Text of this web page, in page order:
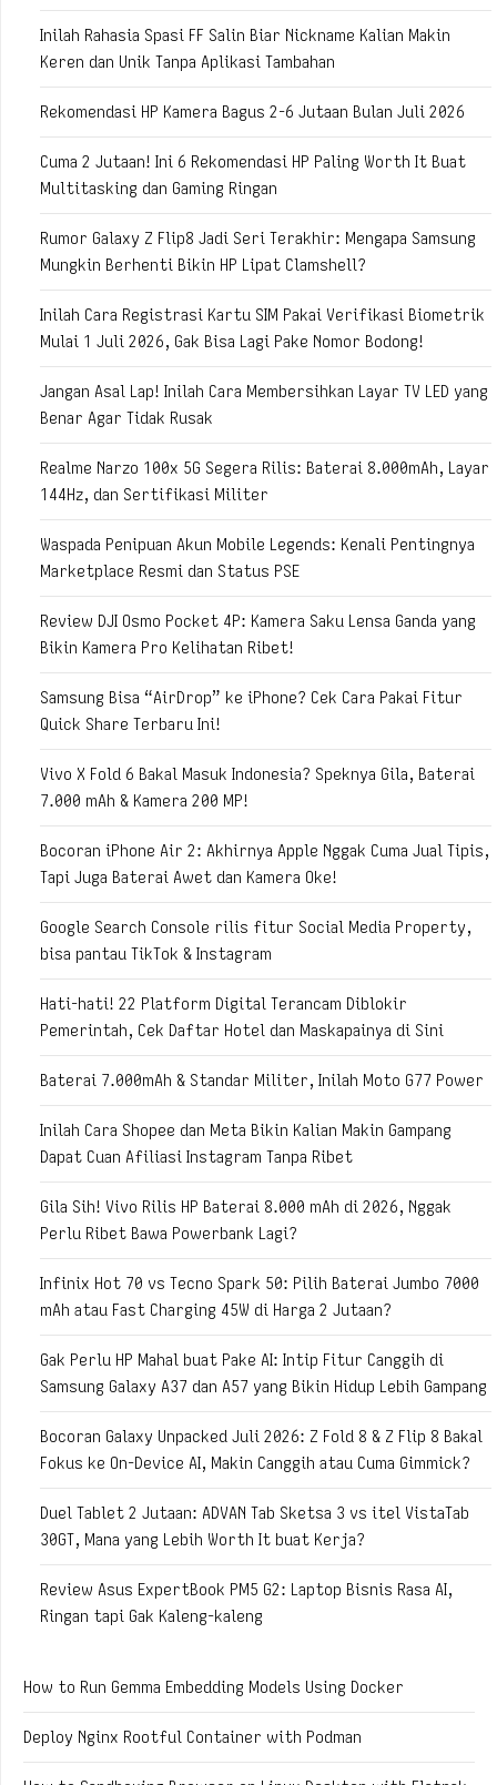
Inilah Rahasia Spasi FF Salin Biar Nickname Kalian Makin
Keren dan Unik Tanpa Aplikasi Tambahan
Rekomendasi HP Kamera Bagus 2-6 Jutaan Bulan Juli 2026
Cuma 2 Jutaan! Ini 6 Rekomendasi HP Paling Worth It Buat
Multitasking dan Gaming Ringan
Rumor Galaxy Z Flip8 Jadi Seri Terakhir: Mengapa Samsung
Mungkin Berhenti Bikin HP Lipat Clamshell?
Inilah Cara Registrasi Kartu SIM Pakai Verifikasi Biometrik
Mulai 1 Juli 2026, Gak Bisa Lagi Pake Nomor Bodong!
Jangan Asal Lap! Inilah Cara Membersihkan Layar TV LED yang
Benar Agar Tidak Rusak
Realme Narzo 100x 5G Segera Rilis: Baterai 8.000mAh, Layar
144Hz, dan Sertifikasi Militer
Waspada Penipuan Akun Mobile Legends: Kenali Pentingnya
Marketplace Resmi dan Status PSE
Review DJI Osmo Pocket 4P: Kamera Saku Lensa Ganda yang
Bikin Kamera Pro Kelihatan Ribet!
Samsung Bisa “AirDrop” ke iPhone? Cek Cara Pakai Fitur
Quick Share Terbaru Ini!
Vivo X Fold 6 Bakal Masuk Indonesia? Speknya Gila, Baterai
7.000 mAh & Kamera 200 MP!
Bocoran iPhone Air 2: Akhirnya Apple Nggak Cuma Jual Tipis,
Tapi Juga Baterai Awet dan Kamera Oke!
Google Search Console rilis fitur Social Media Property,
bisa pantau TikTok & Instagram
Hati-hati! 22 Platform Digital Terancam Diblokir
Pemerintah, Cek Daftar Hotel dan Maskapainya di Sini
Baterai 7.000mAh & Standar Militer, Inilah Moto G77 Power
Inilah Cara Shopee dan Meta Bikin Kalian Makin Gampang
Dapat Cuan Afiliasi Instagram Tanpa Ribet
Gila Sih! Vivo Rilis HP Baterai 8.000 mAh di 2026, Nggak
Perlu Ribet Bawa Powerbank Lagi?
Infinix Hot 70 vs Tecno Spark 50: Pilih Baterai Jumbo 7000
mAh atau Fast Charging 45W di Harga 2 Jutaan?
Gak Perlu HP Mahal buat Pake AI: Intip Fitur Canggih di
Samsung Galaxy A37 dan A57 yang Bikin Hidup Lebih Gampang
Bocoran Galaxy Unpacked Juli 2026: Z Fold 8 & Z Flip 8 Bakal
Fokus ke On-Device AI, Makin Canggih atau Cuma Gimmick?
Duel Tablet 2 Jutaan: ADVAN Tab Sketsa 3 vs itel VistaTab
30GT, Mana yang Lebih Worth It buat Kerja?
Review Asus ExpertBook PM5 G2: Laptop Bisnis Rasa AI,
Ringan tapi Gak Kaleng-kaleng
How to Run Gemma Embedding Models Using Docker
Deploy Nginx Rootful Container with Podman